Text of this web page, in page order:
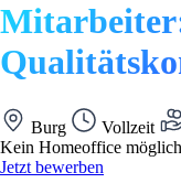
Burg Vollzeit
Kein Homeoffice möglich
Jetzt bewerben